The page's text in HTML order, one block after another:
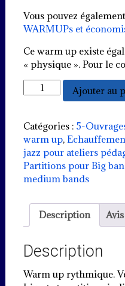
Vous pouvez
WARMUPs et
Ce warm up existe
« physique ». Pour le
quantité
de
up
rythmique
(PDF)
Ajouter au
Catégories : 5-
warm up,
jazz pour ateliers
Partitions pour Big
medium bands
Description
Description
Warm up rythmique.